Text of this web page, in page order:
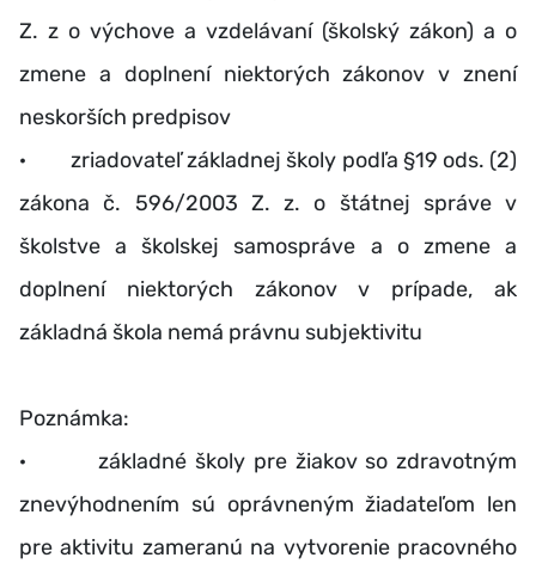
Z. z o výchove a vzdelávaní (školský zákon) a o
zmene a doplnení niektorých zákonov v znení
neskorších predpisov
· zriadovateľ základnej školy podľa §19 ods. (2)
zákona č. 596/2003 Z. z. o štátnej správe v
školstve a školskej samospráve a o zmene a
doplnení niektorých zákonov v prípade, ak
základná škola nemá právnu subjektivitu
Poznámka:
· základné školy pre žiakov so zdravotným
znevýhodnením sú oprávneným žiadateľom len
pre aktivitu zameranú na vytvorenie pracovného